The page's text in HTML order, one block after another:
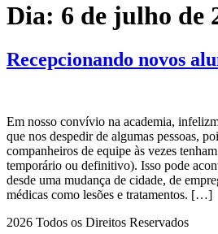
Dia: 6 de julho de
Recepcionando novos
Em nosso convívio na academia,
que nos despedir de algumas pessoas,
companheiros de equipe às vezes
temporário ou definitivo). Isso pode
desde uma mudança de cidade, de
médicas como lesões e tratamentos. […]
2026 Todos os Direitos Reservados